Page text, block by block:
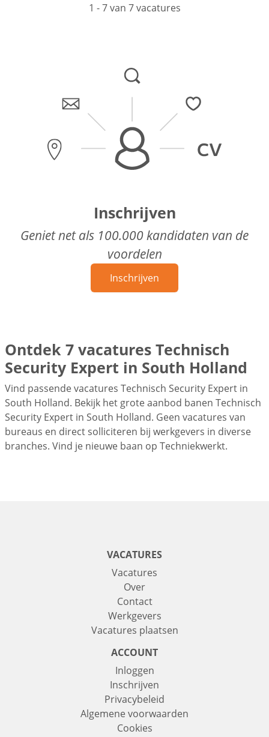
1 - 7 van 7 vacatures
Inschrijven
Geniet net als 100.000 kandidaten van de
voordelen
Inschrijven
Ontdek 7 vacatures Technisch
Security Expert in South Holland
Vind passende vacatures Technisch Security Expert in
South Holland. Bekijk het grote aanbod banen Technisch
Security Expert in South Holland. Geen vacatures van
bureaus en direct solliciteren bij werkgevers in diverse
branches. Vind je nieuwe baan op Techniekwerkt.
VACATURES
Vacatures
Over
Contact
Werkgevers
Vacatures plaatsen
ACCOUNT
Inloggen
Inschrijven
Privacybeleid
Algemene voorwaarden
Cookies